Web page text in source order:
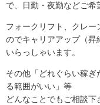
で、日勤・夜勤などご希
フォークリフト、クレー
のでキャリアアップ（昇
いらっしゃいます。
その他「どれぐらい稼ぎ
る範囲がいい」等
どんなことでもご相談